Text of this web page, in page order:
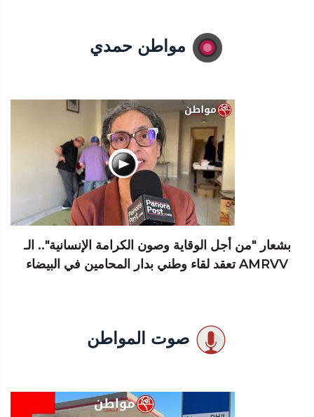
مواطن حمدي
بشعار "من أجل الوقاية وصون الكرامة الإنسانية".. الـ
AMRVV تعقد لقاء وطني بدار المحامين في البيضاء
صوت المواطن